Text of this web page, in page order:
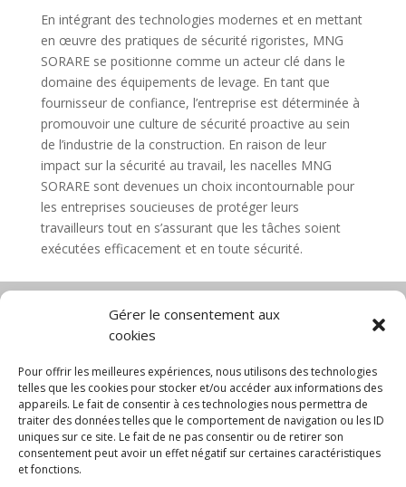
Gérer le consentement aux
cookies
Pour offrir les meilleures expériences, nous utilisons des technologies
telles que les cookies pour stocker et/ou accéder aux informations des
appareils. Le fait de consentir à ces technologies nous permettra de
traiter des données telles que le comportement de navigation ou les ID
uniques sur ce site. Le fait de ne pas consentir ou de retirer son
consentement peut avoir un effet négatif sur certaines caractéristiques
et fonctions.
En intégrant des technologies modernes et en mettant
en œuvre des pratiques de sécurité rigoristes, MNG
SORARE se positionne comme un acteur clé dans le
domaine des équipements de levage. En tant que
fournisseur de confiance, l’entreprise est déterminée à
promouvoir une culture de sécurité proactive au sein
de l’industrie de la construction. En raison de leur
impact sur la sécurité au travail, les nacelles MNG
SORARE sont devenues un choix incontournable pour
les entreprises soucieuses de protéger leurs
travailleurs tout en s’assurant que les tâches soient
exécutées efficacement et en toute sécurité.
Diable électrique
Chariot manutention
CGV
Mentions légales
Politique de confidentialité et protection des
données
Paiement sécurisé
Gérer mes cookies